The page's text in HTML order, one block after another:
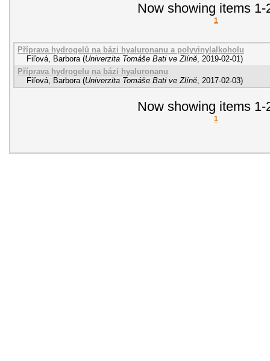
Now showing items 1-
1
Příprava hydrogelů na bázi hyaluronanu a polyvinylalkoholu
Fiľová, Barbora (Univerzita Tomáše Bati ve Zlíně 2019-02-01)
Příprava hydrogelu na bázi hyaluronanu
Fiľová, Barbora (Univerzita Tomáše Bati ve Zlíně 2017-02-03)
Now showing items 1-
1